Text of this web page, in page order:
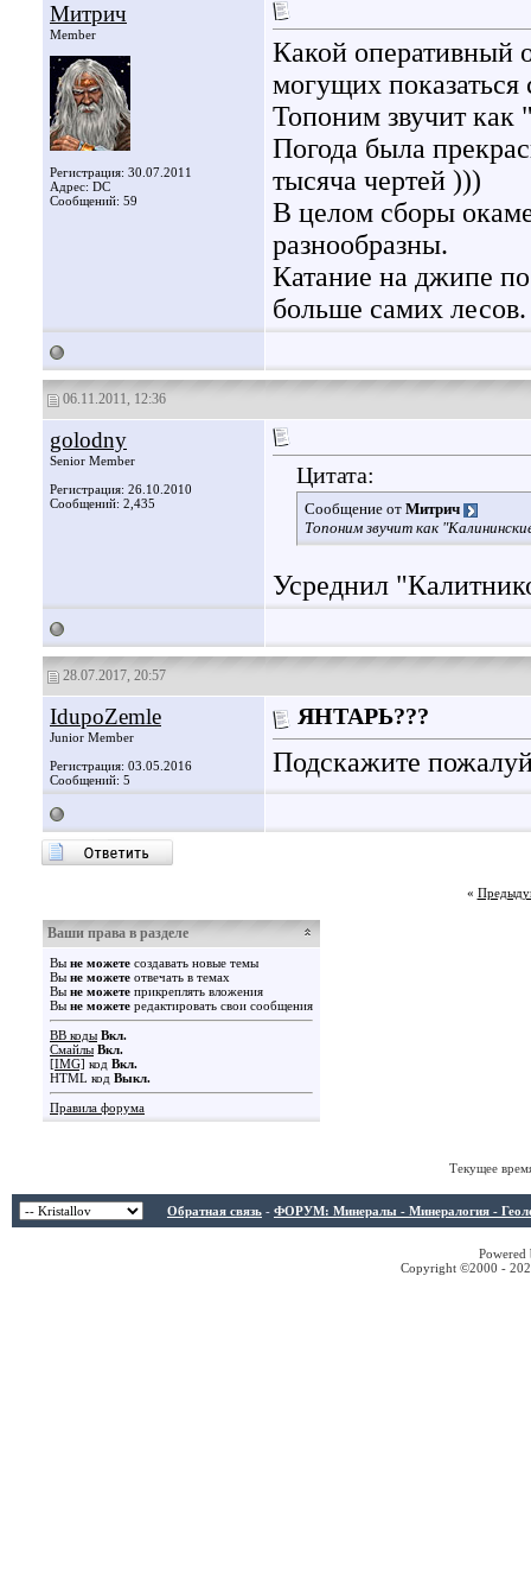
Митрич
Member
Регистрация: 30.07.2011
Адрес: DC
Сообщений: 59
Какой оперативный
могущих
Топоним звучит
Погода была
тысяча чертей )))
В целом сборы
разнообразны.
Катание на джипе
больше самих лесов.
06.11.2011, 12:36
golodny
Senior Member
Регистрация: 26.10.2010
Сообщений: 2,435
Цитата:
Сообщение от Митрич
Топоним звучит как
Усреднил
28.07.2017, 20:57
IdupoZemle
Junior Member
Регистрация: 03.05.2016
Сообщений: 5
ЯНТАРЬ???
Подскажите
«
Ваши права в разделе
Вы не можете создавать новые темы
Вы не можете отвечать в темах
Вы не можете прикреплять вложения
Вы не можете редактировать свои сообщения
BB коды Вкл.
Смайлы Вкл.
[IMG] код Вкл.
HTML код Выкл.
Правила форума
Текущее
Обратная связь - ФОРУМ: Минералы - Минералогия -
Copyright ©2000 -